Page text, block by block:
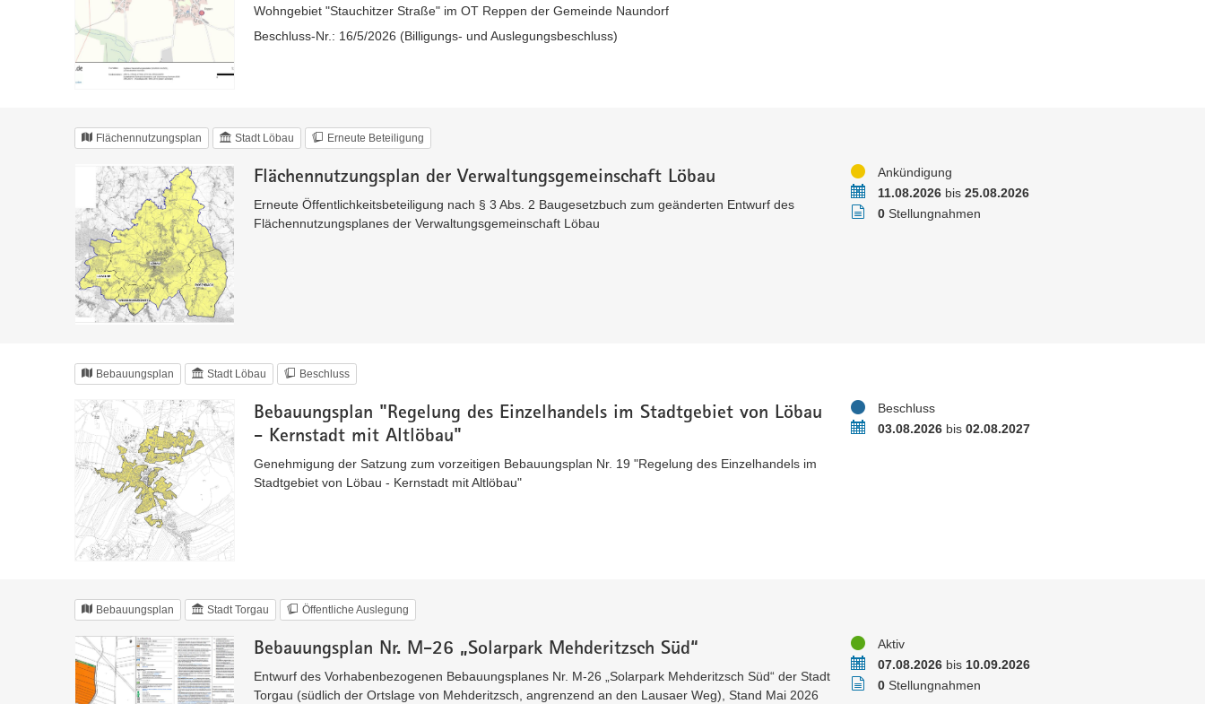
Wohngebiet "Stauchitzer Straße" im OT Reppen der Gemeinde Naundorf
Beschluss-Nr.: 16/5/2026 (Billigungs- und Auslegungsbeschluss)
Flächennutzungsplan Stadt Löbau Erneute Beteiligung
Flächennutzungsplan der Verwaltungsgemeinschaft Löbau
Erneute Öffentlichkeitsbeteiligung nach § 3 Abs. 2 Baugesetzbuch zum geänderten Entwurf des
Flächennutzungsplanes der Verwaltungsgemeinschaft Löbau
StatusAnkündigung
Zeitraum11.08.2026 bis25.08.2026
Stellungnahmen
0 Stellungnahmen
Bebauungsplan Stadt Löbau Beschluss
Bebauungsplan "Regelung des Einzelhandels im Stadtgebiet von Löbau
- Kernstadt mit Altlöbau"
Genehmigung der Satzung zum vorzeitigen Bebauungsplan Nr. 19 "Regelung des Einzelhandels im
Stadtgebiet von Löbau - Kernstadt mit Altlöbau"
StatusBeschluss
Zeitraum03.08.2026 bis02.08.2027
Bebauungsplan Stadt Torgau Öffentliche Auslegung
Bebauungsplan Nr. M-26 „Solarpark Mehderitzsch Süd“
Entwurf des Vorhabenbezogenen Bebauungsplanes Nr. M-26 „Solarpark Mehderitzsch Süd“ der Stadt
Torgau (südlich der Ortslage von Mehderitzsch, angrenzend an den Lausaer Weg), Stand Mai 2026
StatusAktiv
Zeitraum07.08.2026 bis 10.09.2026
Stellungnahmen
0 Stellungnahmen